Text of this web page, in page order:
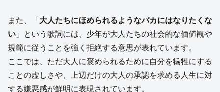
また、「 大人たちにほめられるようなバカにはなりたくな
い 」という歌詞には、少年が大人たちの社会的な価値観や
規範に従うことを強く拒絶する意思が表れています。
ここでは、ただ大人に褒められるために自分を犠牲にする
ことの虚しさや、上辺だけの大人の承認を求める人生に対
する嫌悪感が鮮明に表現されています。